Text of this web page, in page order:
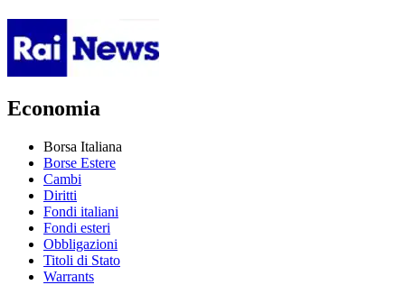
Economia
Borsa Italiana
Borse Estere
Cambi
Diritti
Fondi italiani
Fondi esteri
Obbligazioni
Titoli di Stato
Warrants